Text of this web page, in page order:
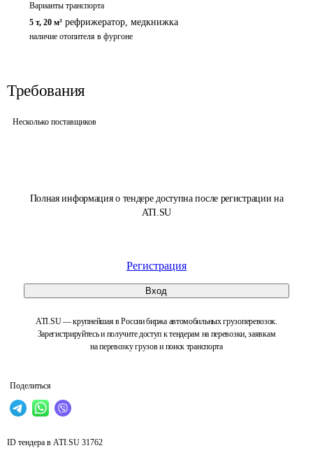
Полная информация о тендере доступна после регистрации на
ATI.SU
Регистрация
Вход
ATI.SU — крупнейшая в России биржа автомобильных грузоперевозок.
Зарегистрируйтесь и получите доступ к тендерам на перевозки, заявкам
на перевозку грузов и поиск транспорта
Поделиться
Варианты транспорта
5 т, 20 м³ рефрижератор, медкнижка
наличие отопителя в фургоне
Требования
Несколько поставщиков
ID тендера в ATI.SU 31762